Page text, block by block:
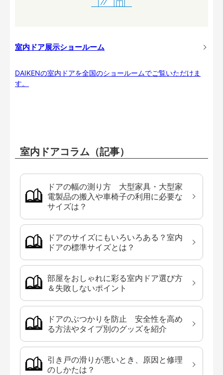
室内ドア展示ショールーム
DAIKENの室内ドアを全国のショールームでご覧いただけま
す。
室内ドアコラム（記事）
ドアの幅の測り方 大型家具・大型家
電製品の搬入や車椅子の利用に必要な
サイズは？
ドアのサイズにもいろいろある？室内
ドアの標準サイズとは？
部屋をおしゃれに彩る室内ドア選び方
＆失敗しないポイント
ドアのぶつかりを防止 安全性を高め
る方法やタイプ別のグッズを紹介
引き戸の滑りが悪いとき、原因と修理
のしかたは？